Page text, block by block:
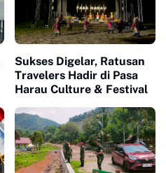
Sukses Digelar, Ratusan
Travelers Hadir di Pasa
Harau Culture & Festival